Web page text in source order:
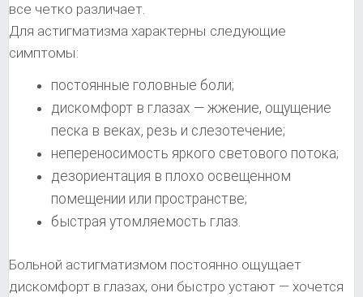
все четко различает.
Для астигматизма характерны следующие
симптомы:
постоянные головные боли;
дискомфорт в глазах — жжение, ощущение
песка в веках, резь и слезотечение;
непереносимость яркого светового потока;
дезориентация в плохо освещенном
помещении или пространстве;
быстрая утомляемость глаз.
Больной астигматизмом постоянно ощущает
дискомфорт в глазах, они быстро устают — хочется